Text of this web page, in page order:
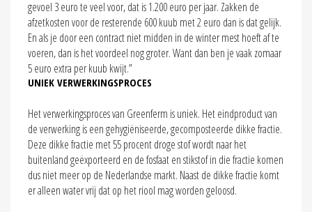
gevoel 3 euro te veel voor, dat is 1.200 euro per jaar. Zakken de
afzetkosten voor de resterende 600 kuub met 2 euro dan is dat gelijk.
En als je door een contract niet midden in de winter mest hoeft af te
voeren, dan is het voordeel nog groter. Want dan ben je vaak zomaar
5 euro extra per kuub kwijt.”
UNIEK VERWERKINGSPROCES
Het verwerkingsproces van Greenferm is uniek. Het eindproduct van
de verwerking is een gehygiëniseerde, gecomposteerde dikke fractie.
Deze dikke fractie met 55 procent droge stof wordt naar het
buitenland geëxporteerd en de fosfaat en stikstof in die fractie komen
dus niet meer op de Nederlandse markt. Naast de dikke fractie komt
er alleen water vrij dat op het riool mag worden geloosd.